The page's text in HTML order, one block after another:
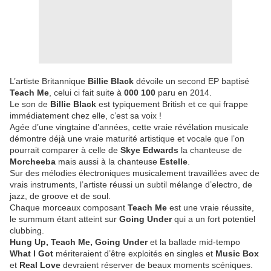
L’artiste Britannique Billie Black dévoile un second EP baptisé
Teach Me , celui ci fait suite à 000 100 paru en 2014.
Le son de Billie Black est typiquement British et ce qui frappe
immédiatement chez elle, c’est sa voix !
Agée d’une vingtaine d’années, cette vraie révélation musicale
démontre déjà une vraie maturité artistique et vocale que l’on
pourrait comparer à celle de Skye Edwards la chanteuse de
Morcheeba mais aussi à la chanteuse Estelle
Sur des mélodies électroniques musicalement travaillées avec de
vrais instruments, l’artiste réussi un subtil mélange d’electro, de
jazz, de groove et de soul.
Chaque morceaux composant Teach Me est une vraie réussite,
le summum étant atteint sur Going Underqui a un fort potentiel
clubbing.
Hung Up, Teach Me, Going Underet la ballade mid-tempo
What I Got mériteraient d’être exploités en singles et Music Box
et Real Love devraient réserver de beaux moments scéniques.